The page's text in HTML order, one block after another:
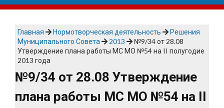
Главная Нормотворческая деятельность
Решения
Муниципального Совета
2013
№9/34 от 28.08
Утверждение плана работы МС МО №54 на II полугодие
2013 года
№9/34 от 28.08 Утверждение
плана работы МС МО №54 на II